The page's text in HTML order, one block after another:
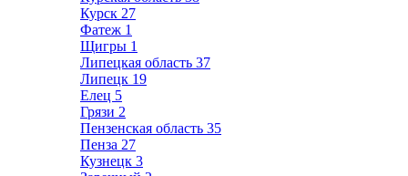
Курск 27
Фатеж 1
Щигры 1
Липецкая область 37
Липецк 19
Елец 5
Грязи 2
Пензенская область 35
Пенза 27
Кузнецк 3